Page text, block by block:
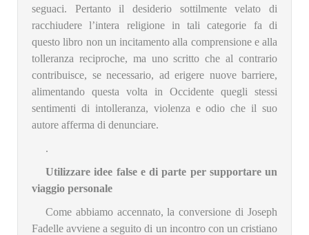
seguaci. Pertanto il desiderio sottilmente velato di
racchiudere l’intera religione in tali categorie fa di
questo libro non un incitamento alla comprensione e alla
tolleranza reciproche, ma uno scritto che al contrario
contribuisce, se necessario, ad erigere nuove barriere,
alimentando questa volta in Occidente quegli stessi
sentimenti di intolleranza, violenza e odio che il suo
autore afferma di denunciare.
.
Utilizzare idee false e di parte per supportare un
viaggio personale
Come abbiamo accennato, la conversione di Joseph
Fadelle avviene a seguito di un incontro con un cristiano